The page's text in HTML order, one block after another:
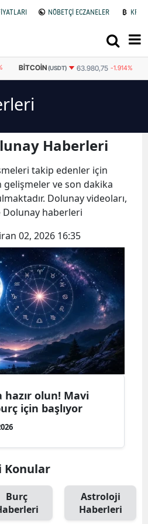
NÖBETÇİ ECZANELER
BITCOIN(USDT) 63.980,75 -1.914%
Haberleri
takip edenler için
gelişmeler ve son dakika
Dolunay videoları,
haberleri
02, 2026 16:35
hazır olun! Mavi
için başlıyor
Konular
Burç
Astroloji
Haberleri